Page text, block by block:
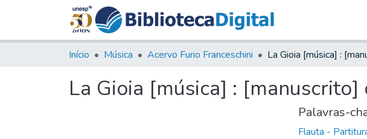
Início Música Acervo Furio Franceschini
La Gioia [música] :
Palavras-
Flauta -